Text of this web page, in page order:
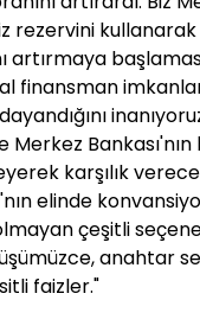
rezervini
artırmaya
finansman
Bankası'nın
karşılık
elinde
çeşitli
anahtar
faizler."